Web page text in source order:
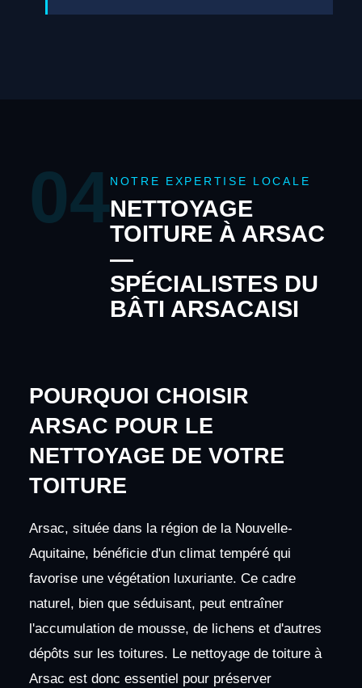
04 NOTRE EXPERTISE LOCALE
NETTOYAGE
TOITURE À ARSAC
—
SPÉCIALISTES DU
BÂTI ARSACAISI
POURQUOI CHOISIR
ARSAC POUR LE
NETTOYAGE DE VOTRE
TOITURE
Arsac, située dans la région de la Nouvelle-
Aquitaine, bénéficie d'un climat tempéré qui
favorise une végétation luxuriante. Ce cadre
naturel, bien que séduisant, peut entraîner
l'accumulation de mousse, de lichens et d'autres
dépôts sur les toitures. Le nettoyage de toiture à
Arsac est donc essentiel pour préserver